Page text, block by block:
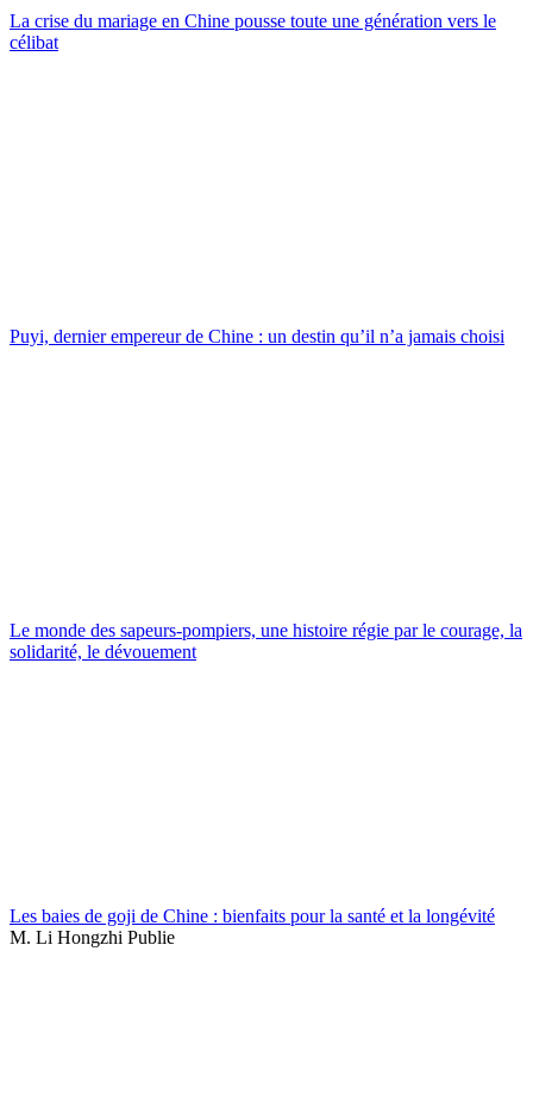
La crise du mariage en Chine pousse toute une génération vers le
célibat
Puyi, dernier empereur de Chine : un destin qu’il n’a jamais choisi
Le monde des sapeurs-pompiers, une histoire régie par le courage, la
solidarité, le dévouement
Les baies de goji de Chine : bienfaits pour la santé et la longévité
M. Li Hongzhi Publie